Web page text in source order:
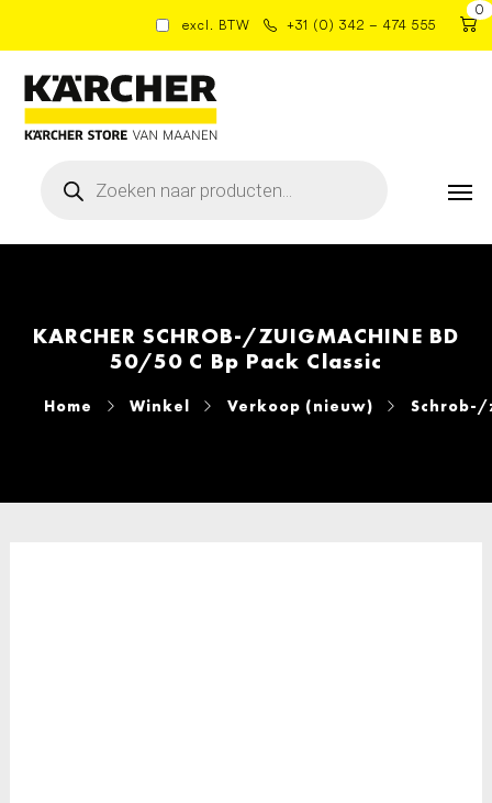
excl. BTW +31 (0) 342 – 474 555
0
zoeken
KARCHER SCHROB-/ZUIGMACHINE BD
50/50 C Bp Pack Classic
Home Winkel Verkoop (nieuw) Schrob-/